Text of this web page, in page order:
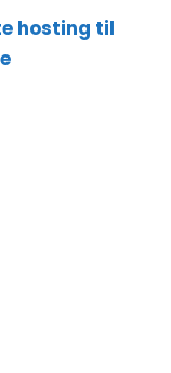
hosting til